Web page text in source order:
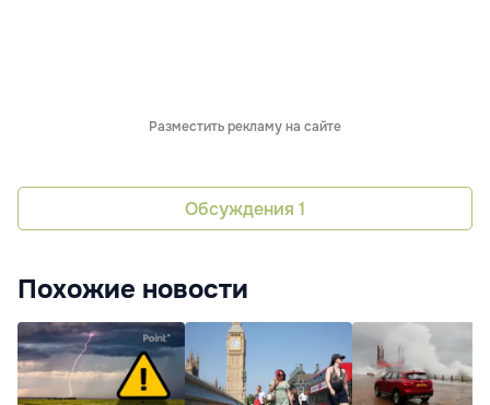
Разместить рекламу на сайте
Обсуждения 1
Похожие новости